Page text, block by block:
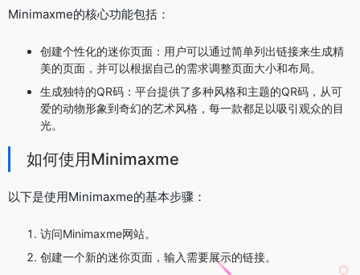
Minimaxme的核心功能包括：
创建个性化的迷你页面：用户可以通过简单列出链接来生成精
美的页面，并可以根据自己的需求调整页面大小和布局。
生成独特的QR码：平台提供了多种风格和主题的QR码，从可
爱的动物形象到奇幻的艺术风格，每一款都足以吸引观众的目
光。
如何使用Minimaxme
以下是使用Minimaxme的基本步骤：
访问Minimaxme网站。
创建一个新的迷你页面，输入需要展示的链接。